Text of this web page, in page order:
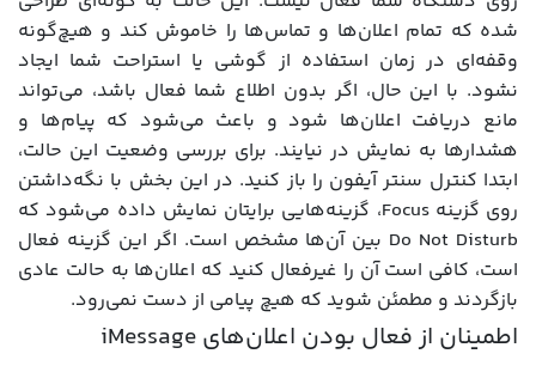
شده که تمام اعلان‌ها و تماس‌ها را خاموش کند و هیچ‌گونه
وقفه‌ای در زمان استفاده از گوشی یا استراحت شما ایجاد
نشود. با این حال، اگر بدون اطلاع شما فعال باشد، می‌تواند
مانع دریافت اعلان‌ها شود و باعث می‌شود که پیام‌ها و
هشدارها به نمایش در نیایند. برای بررسی وضعیت این حالت،
ابتدا کنترل سنتر آیفون را باز کنید. در این بخش با نگه‌داشتن
روی گزینه Focus، گزینه‌هایی برایتان نمایش داده می‌شود که
Do Not Disturb بین آن‌ها مشخص است. اگر این گزینه فعال
است، کافی است آن را غیرفعال کنید که اعلان‌ها به حالت عادی
بازگردند و مطمئن شوید که هیچ پیامی از دست نمی‌رود.
اطمینان از فعال بودن اعلان‌های iMessage